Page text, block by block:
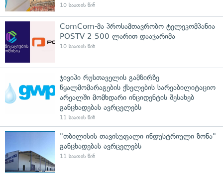
10 საათის წინ
ComCom-მა პროსამთავრობო ტელეკომპანია
POSTV 2 500 ლარით დააჯარიმა
10 საათის წინ
ჯივიპი რუსთაველის გამზირზე
წყალმომარაგების ქსელების სარეაბილიტაციო
არეალში მომხდარი ინციდენტის შესახებ
განცხადებას ავრცელებს
11 საათის წინ
"თბილისის თავისუფალი ინდუსტრიული ზონა"
განცხადებას ავრცელებს
11 საათის წინ